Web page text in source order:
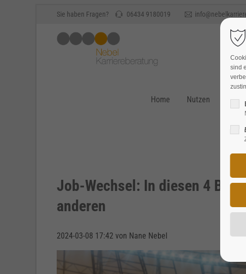
Sie haben Fragen? 06434 9180019
Home Nutzen
Job-Wechsel: In diesen 4
anderen
2024-03-08 17:42 von Nane Nebel
sind